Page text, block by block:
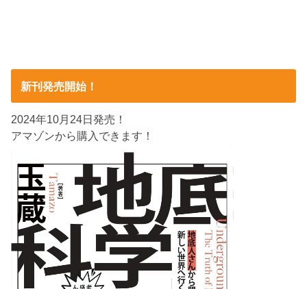
新刊発売開始！
2024年10月24日発売！
アマゾンから購入できます！